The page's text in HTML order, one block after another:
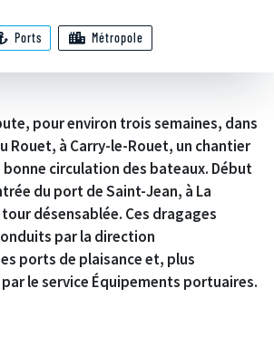
Ports Métropole
pour environ trois semaines, dans
Rouet, à Carry-le-Rouet, un chantier
bonne circulation des bateaux. Début
du port de Saint-Jean, à La
désensablée. Ces dragages
par la direction
ports de plaisance et, plus
le service Équipements portuaires.